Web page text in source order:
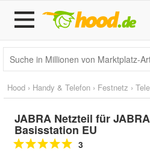
Hood › Handy & Telefon › Festnetz ›
JABRA Netzteil für
Basisstation EU
3